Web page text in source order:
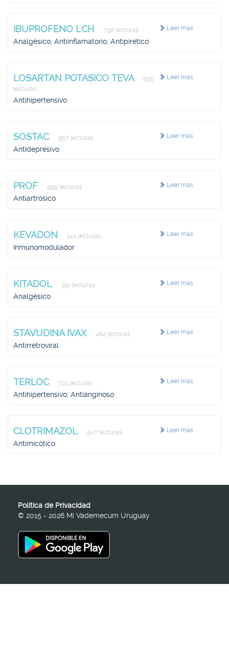
Leer más
IBUPROFENO LCH 798 lecturas
Analgésico, Antiinflamatorio, Antipirético
Leer más
LOSARTAN POTASICO TEVA
696
lecturas
Antihipertensivo
Leer más
SOSTAC 957 lecturas
Antidepresivo
Leer más
PROF 999 lecturas
Antiartrósico
Leer más
KEVADON 142 lecturas
Inmunomodulador
Leer más
KITADOL 391 lecturas
Analgésico
Leer más
STAVUDINA IVAX 462 lecturas
Antirretroviral
Leer más
TERLOC 722 lecturas
Antihipertensivo, Antianginoso
Leer más
CLOTRIMAZOL 547 lecturas
Antimicótico
Política de Privacidad
© 2015 - 2026 Mi Vademecum Uruguay